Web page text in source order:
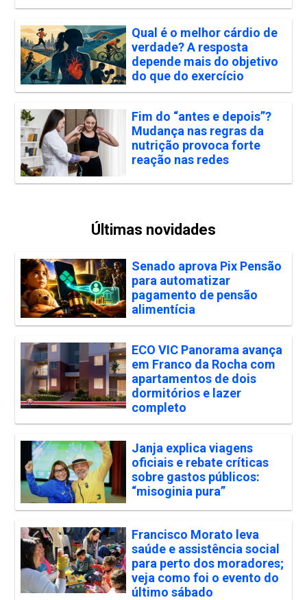
Qual é o melhor cárdio de
verdade? A resposta
depende mais do objetivo
do que do exercício
Fim do “antes e depois”?
Mudança nas regras da
nutrição provoca forte
reação nas redes
Últimas novidades
Senado aprova Pix Pensão
para automatizar
pagamento de pensão
alimentícia
ECO VIC Panorama avança
em Franco da Rocha com
apartamentos de dois
dormitórios e lazer
completo
Janja explica viagens
oficiais e rebate críticas
sobre gastos públicos:
“misoginia pura”
Francisco Morato leva
saúde e assistência social
para perto dos moradores;
veja como foi o evento do
último sábado